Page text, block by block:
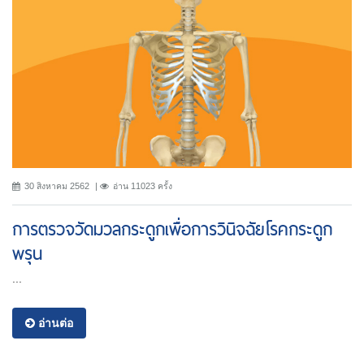
30 สิงหาคม 2562 อ่าน 11023 ครั้ง
การตรวจวัดมวลกระดูกเพื่อการวินิจฉัยโรคกระดูก
พรุน
อ่านต่อ